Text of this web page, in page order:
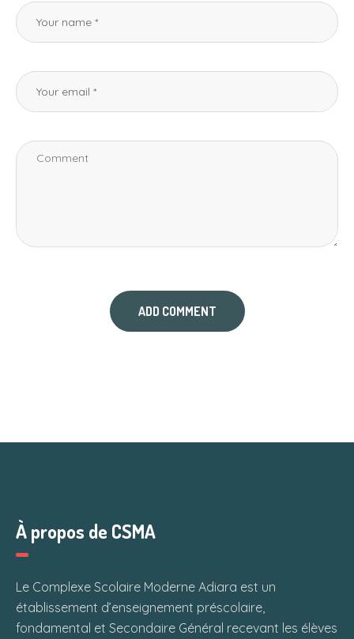
À propos de CSMA
Le Complexe Scolaire Moderne Adiara est un
établissement d’enseignement préscolaire,
fondamental et Secondaire Général recevant les élèves